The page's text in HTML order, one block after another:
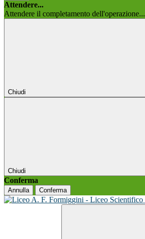
Attendere...
Attendere il completamento dell'operazione...
Chiudi
Chiudi
Conferma
Annulla Conferma